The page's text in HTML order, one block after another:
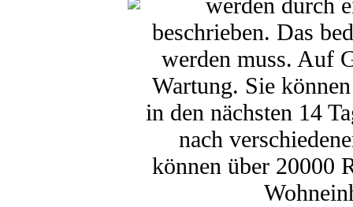
werden durch
beschrieben. Das
werden muss. Auf
Wartung. Sie
in den nächsten 14
nach
können über 20000